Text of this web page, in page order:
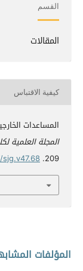
القسم
المقالات
كيفية الاقتباس
المساعدات
المجلة العلمية
209.
المؤلفات